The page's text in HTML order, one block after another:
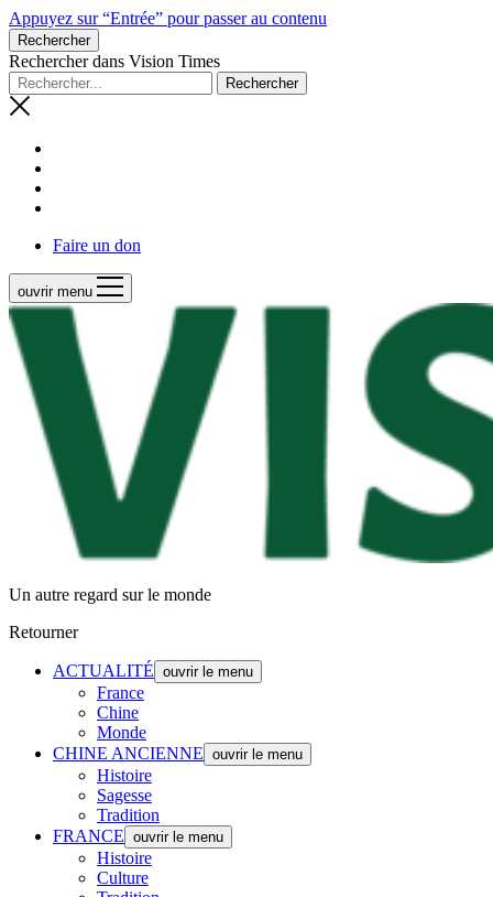
Appuyez sur “Entrée” pour passer au contenu
Rechercher
Rechercher dans Vision Times
Faire un don
ouvrir menu
Un autre regard sur le monde
Retourner
ACTUALITÉ ouvrir le menu
France
Chine
Monde
CHINE ANCIENNE ouvrir le menu
Histoire
Sagesse
Tradition
FRANCE ouvrir le menu
Histoire
Culture